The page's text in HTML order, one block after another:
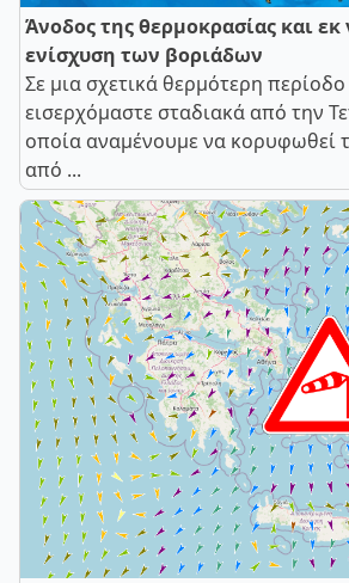
Άνοδος της θερμοκρασίας και εκ
ενίσχυση των βοριάδων
Σε μια σχετικά θερμότερη περίοδο
εισερχόμαστε σταδιακά από την
οποία αναμένουμε να κορυφωθεί
από ...